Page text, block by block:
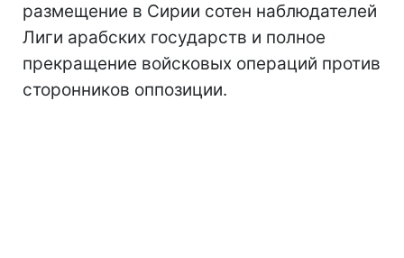
размещение в Сирии сотен наблюдателей
Лиги арабских государств и полное
прекращение войсковых операций против
сторонников оппозиции.